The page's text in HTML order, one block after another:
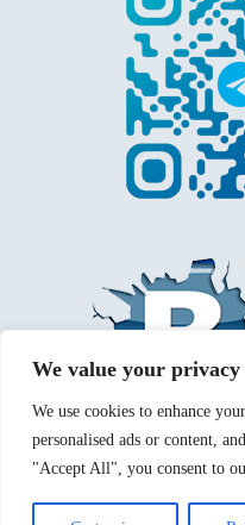
We value your privacy
We use cookies to enhance
personalised ads or content,
"Accept All", you consent to